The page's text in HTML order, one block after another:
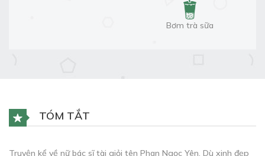
Bơm trà sữa
TÓM TẮT
Truyện kể về nữ bác sĩ tài giỏi tên Phan Ngọc Yên. Dù xinh đẹp